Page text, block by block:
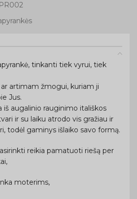
tinkanti tiek vyrui, tiek
artimam žmogui, kuriam ji
Jus.
iš augalinio rauginimo itališkos
ir su laiku atrodo vis gražiau ir
todėl gaminys išlaiko savo formą.
reikia pamatuoti riešą per
moterims,